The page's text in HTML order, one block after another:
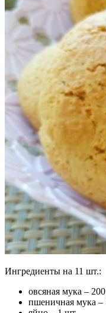
Ингредиенты на 11 шт.:
овсяная мука – 200
пшеничная мука –